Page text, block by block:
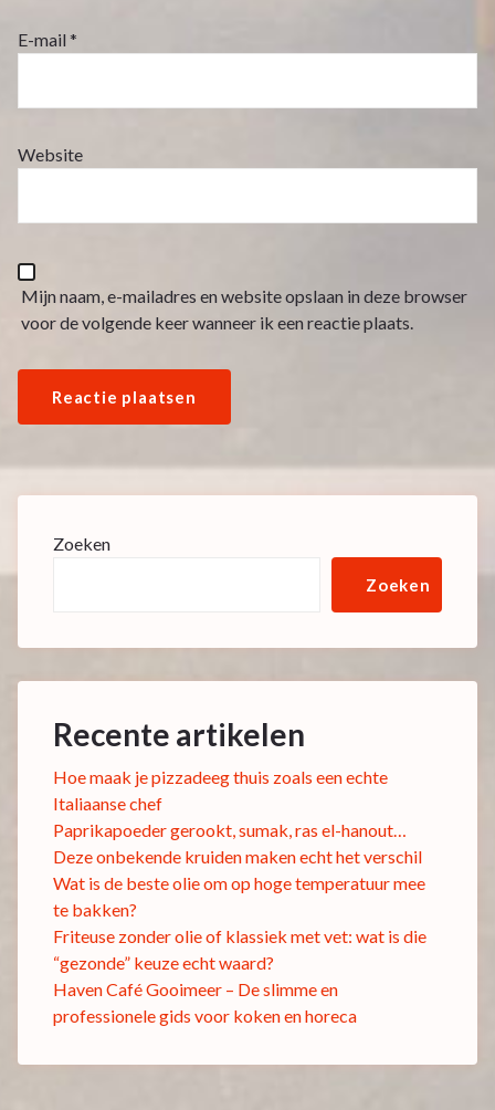
E-mail *
Website
Mijn naam, e-mailadres en website opslaan in deze browser
voor de volgende keer wanneer ik een reactie plaats.
Zoeken
Zoeken
Recente artikelen
Hoe maak je pizzadeeg thuis zoals een echte
Italiaanse chef
Paprikapoeder gerookt, sumak, ras el-hanout…
Deze onbekende kruiden maken echt het verschil
Wat is de beste olie om op hoge temperatuur mee
te bakken?
Friteuse zonder olie of klassiek met vet: wat is die
“gezonde” keuze echt waard?
Haven Café Gooimeer – De slimme en
professionele gids voor koken en horeca